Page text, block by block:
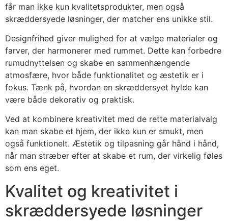
får man ikke kun kvalitetsprodukter, men også
skræddersyede løsninger, der matcher ens unikke stil.
Designfrihed giver mulighed for at vælge materialer og
farver, der harmonerer med rummet. Dette kan forbedre
rumudnyttelsen og skabe en sammenhængende
atmosfære, hvor både funktionalitet og æstetik er i
fokus. Tænk på, hvordan en skræddersyet hylde kan
være både dekorativ og praktisk.
Ved at kombinere kreativitet med de rette materialvalg
kan man skabe et hjem, der ikke kun er smukt, men
også funktionelt. Æstetik og tilpasning går hånd i hånd,
når man stræber efter at skabe et rum, der virkelig føles
som ens eget.
Kvalitet og kreativitet i
skræddersyede løsninger